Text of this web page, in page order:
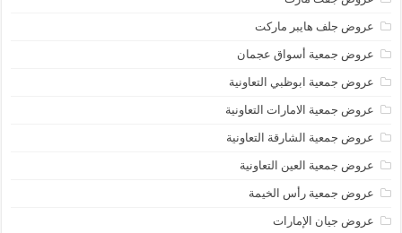
عروض جلف هايبر ماركت
عروض جمعية أسواق عجمان
عروض جمعية ابوظبي التعاونية
عروض جمعية الامارات التعاونية
عروض جمعية الشارقة التعاونية
عروض جمعية العين التعاونية
عروض جمعية رأس الخيمة
عروض جيان الإمارات